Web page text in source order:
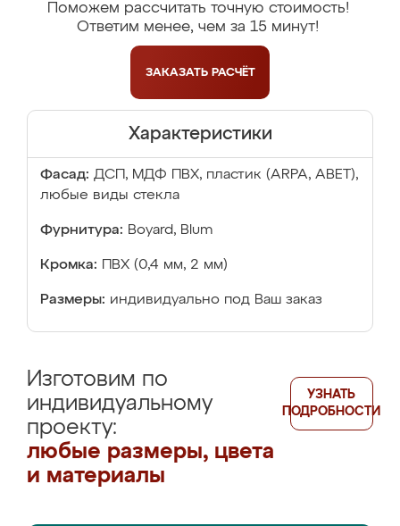
Поможем рассчитать точную стоимость!
Ответим менее, чем за 15 минут!
ЗАКАЗАТЬ РАСЧЁТ
Характеристики
Фасад: ДСП, МДФ ПВХ, пластик (ARPA, ABET),
любые виды стекла
Фурнитура: Boyard, Blum
Кромка: ПВХ (0,4 мм, 2 мм)
Размеры: индивидуально под Ваш заказ
Изготовим по
индивидуальному
проекту:
любые размеры, цвета
и материалы
УЗНАТЬ
ПОДРОБНОСТИ